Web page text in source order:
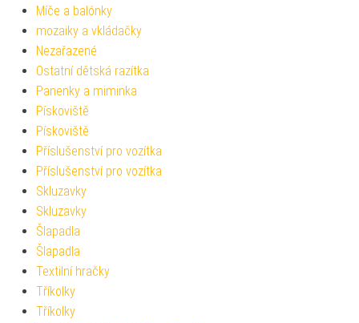
Míče a balónky
mozaiky a vkládačky
Nezařazené
Ostatní dětská razítka
Panenky a miminka
Pískoviště
Pískoviště
Příslušenství pro vozítka
Příslušenství pro vozítka
Skluzavky
Skluzavky
Šlapadla
Šlapadla
Textilní hračky
Tříkolky
Tříkolky